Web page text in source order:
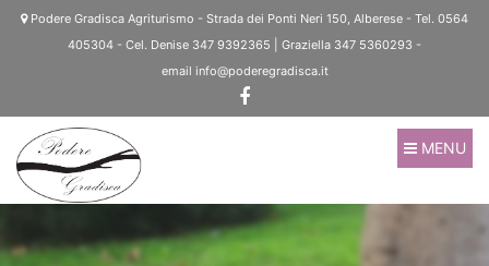
SaltaPodere Gradisca Agriturismo - Strada dei Ponti Neri 150, Alberese - Tel. 0564
405304 - Cel. Denise 347 9392365 | Graziella 347 5360293 -
email info@poderegradisca.it
MENU